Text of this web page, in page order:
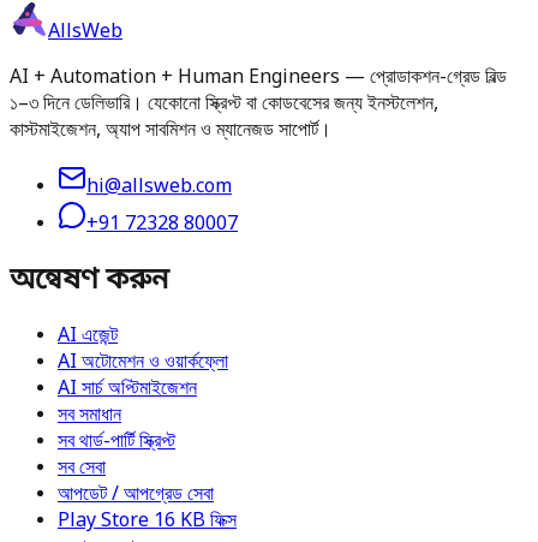
AllsWeb
AI + Automation + Human Engineers — প্রোডাকশন-গ্রেড বিল্ড
১–৩ দিনে ডেলিভারি। যেকোনো স্ক্রিপ্ট বা কোডবেসের জন্য ইনস্টলেশন,
কাস্টমাইজেশন, অ্যাপ সাবমিশন ও ম্যানেজড সাপোর্ট।
hi@allsweb.com
+91 72328 80007
অন্বেষণ করুন
AI এজেন্ট
AI অটোমেশন ও ওয়ার্কফ্লো
AI সার্চ অপ্টিমাইজেশন
সব সমাধান
সব থার্ড-পার্টি স্ক্রিপ্ট
সব সেবা
আপডেট / আপগ্রেড সেবা
Play Store 16 KB ফিক্স